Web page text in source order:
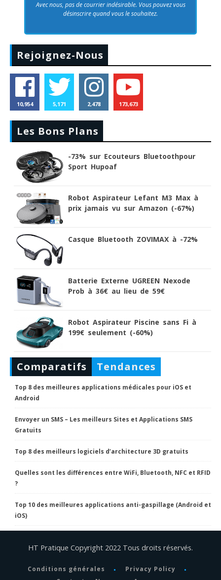
Avec nous, pas de courrier indésirable. Vous pouvez vous
désinscrire quand vous le souhaitez.
Rejoignez-Nous
10,954 5,171 2,478 173,673
Les Bons Plans
-73% sur Ecouteurs Bluetoothpour
Sport Hupoaf
Robot Aspirateur Lefant M3 Max à
prix jamais vu sur Amazon (-67%)
Casque Bluetooth ZOVIMAX à -72%
Batterie Externe UGREEN Nexode
Prob à 36€ au lieu de 59€
Robot Aspirateur Piscine sans Fi à
199€ seulement (-60%)
Comparatifs Tendances
Top 8 des meilleures applications médicales pour iOS et
Android
Envoyer un SMS – Les meilleurs Sites et Applications SMS
Gratuits
Top 8 des meilleurs logiciels d’architecture 3D gratuits
Quelles sont les différences entre WiFi, Bluetooth, NFC et RFID
?
Top 10 des meilleures applications anti-gaspillage (Android et
iOS)
HT Pratique Copyright 2022 Tous droits réservés.
Conditions générales
Privacy Policy